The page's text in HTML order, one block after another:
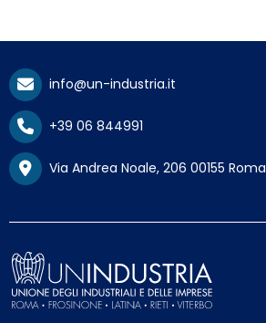
info@un-industria.it
+39 06 844991
Via Andrea Noale, 206 00155 Roma